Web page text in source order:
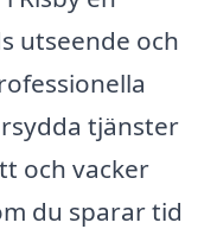
utseende och
tjänster
och vacker
du sparar tid